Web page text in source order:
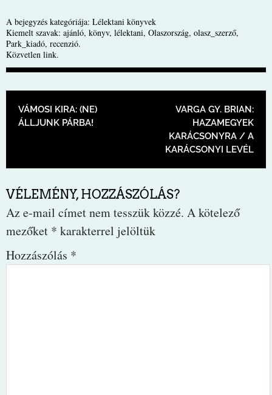
A bejegyzés kategóriája: Lélektani könyvek
Kiemelt szavak: ajánló, könyv, lélektani, Olaszország, olasz_szerző,
Park_kiadó, recenzió.
Közvetlen link.
BEJEGYZÉS NAVIGÁCIÓ
VÁMOSI KIRA: (NE)
ÁLLJUNK PÁRBA!
VARGA GY. BRIAN:
HAZAMEGYEK
KARÁCSONYRA / A
KARÁCSONYI LEVÉL
VÉLEMÉNY, HOZZÁSZÓLÁS?
Az e-mail címet nem tesszük közzé. A kötelező
mezőket * karakterrel jelöltük
Hozzászólás *